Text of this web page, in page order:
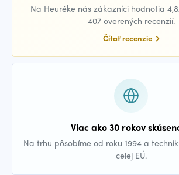
Na Heuréke nás zákazníci hodnotia
407 overených recenzií.
Čítať recenzie
Viac ako 30 rokov
Na trhu pôsobíme od roku 1994 a
celej EÚ.